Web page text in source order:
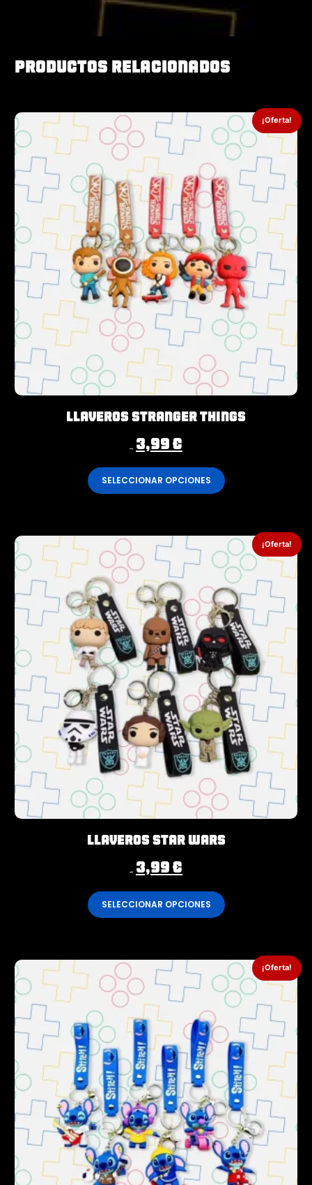
Productos relacionados
¡Oferta!
Llaveros Stranger Things
4,99€ 3,99€
SELECCIONAR OPCIONES
¡Oferta!
Llaveros Star Wars
4,99€ 3,99€
SELECCIONAR OPCIONES
¡Oferta!